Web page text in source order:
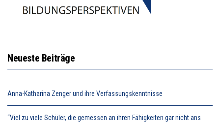
Neueste Beiträge
Anna-Katharina Zenger und ihre Verfassungskenntnisse
“Viel zu viele Schüler, die gemessen an ihren Fähigkeiten gar nicht ans